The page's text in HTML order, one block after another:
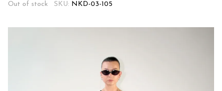
Out of stock SKU: NKD-03-105